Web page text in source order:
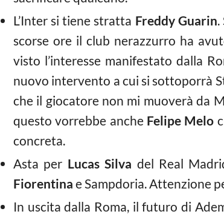
L’Inter si tiene stratta Freddy Guarin.
scorse ore il club nerazzurro ha
visto l’interesse manifestato dalla
nuovo intervento a cui si sottoporrà
che il giocatore non mi muoverà da
questo vorrebbe anche Felipe Melo
concreta.
Asta per Lucas Silva del Real
Fiorentina e Sampdoria. Attenzione
In uscita dalla Roma, il futuro di